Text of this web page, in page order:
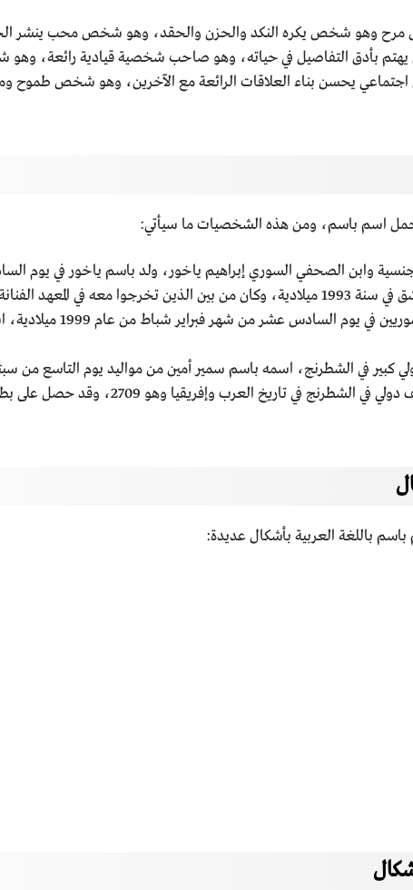
وهو شخص يكره النكد والحزن والحقد، وهو شخص محب ينشر الحب
بأدق التفاصيل في حياته، وهو صاحب شخصية قيادية رائعة،
يحسن بناء العلاقات الرائعة مع الآخرين، وهو شخص طموح
اسم باسم، ومن هذه الشخصيات ما سيأتي:
وتخرر من المعهد العالي للفنون المسرحية في دمشق في سنة 1993 ميلادية، وكان من بين
بسيسو، وقد انضم باسم إلى
باللغة العربية بأشكال عديدة: